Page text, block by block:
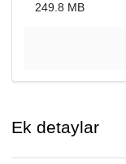
249.8 MB
Ek detaylar